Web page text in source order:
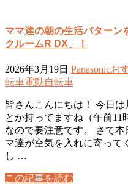
ママ達の朝の生活パターン
クルームR DX」！
2026年3月19日 Panasonicお
転車電動自転車
皆さんこんにちは！ 今日
とか持ってますね（午前
なので要注意です。 さて
マ達が空気を入れに寄って
し …
この記事を読む